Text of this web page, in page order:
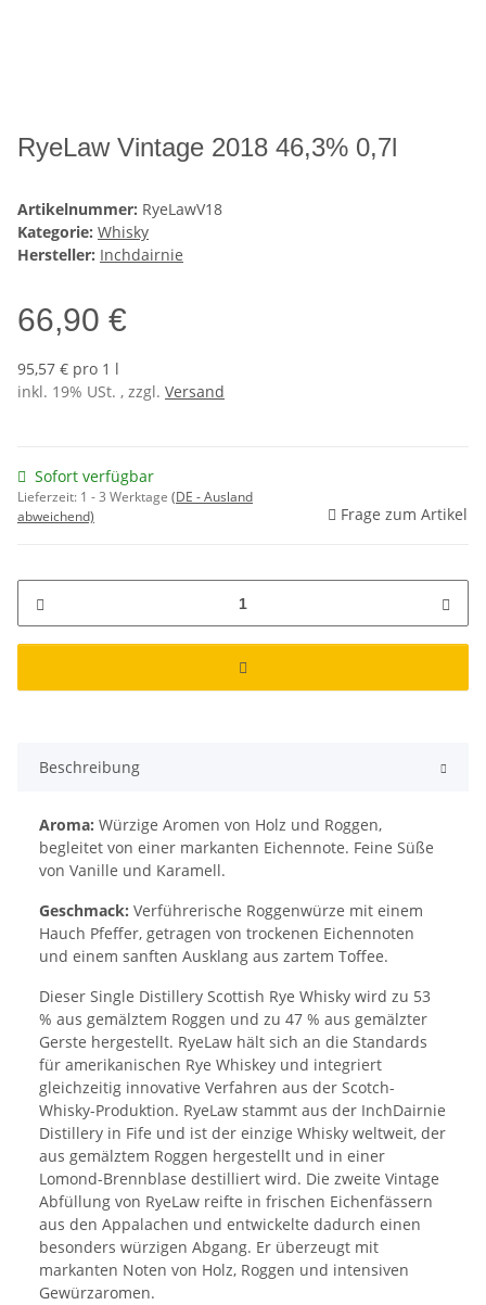
RyeLaw Vintage 2018 46,3% 0,7l
Artikelnummer: RyeLawV18
Kategorie: Whisky
Hersteller: Inchdairnie
66,90 €
95,57 € pro 1 l
inkl. 19% USt. , zzgl. Versand
Sofort verfügbar
Lieferzeit: 1 - 3 Werktage (DE - Ausland
abweichend)
Frage zum Artikel
Beschreibung
Aroma: Würzige Aromen von Holz und Roggen,
begleitet von einer markanten Eichennote. Feine Süße
von Vanille und Karamell.
Geschmack: Verführerische Roggenwürze mit einem
Hauch Pfeffer, getragen von trockenen Eichennoten
und einem sanften Ausklang aus zartem Toffee.
Dieser Single Distillery Scottish Rye Whisky wird zu 53
% aus gemälztem Roggen und zu 47 % aus gemälzter
Gerste hergestellt. RyeLaw hält sich an die Standards
für amerikanischen Rye Whiskey und integriert
gleichzeitig innovative Verfahren aus der Scotch-
Whisky-Produktion. RyeLaw stammt aus der InchDairnie
Distillery in Fife und ist der einzige Whisky weltweit, der
aus gemälztem Roggen hergestellt und in einer
Lomond-Brennblase destilliert wird. Die zweite Vintage
Abfüllung von RyeLaw reifte in frischen Eichenfässern
aus den Appalachen und entwickelte dadurch einen
besonders würzigen Abgang. Er überzeugt mit
markanten Noten von Holz, Roggen und intensiven
Gewürzaromen.